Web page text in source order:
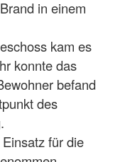
in einem
kam es
konnte das
befand
des
für die